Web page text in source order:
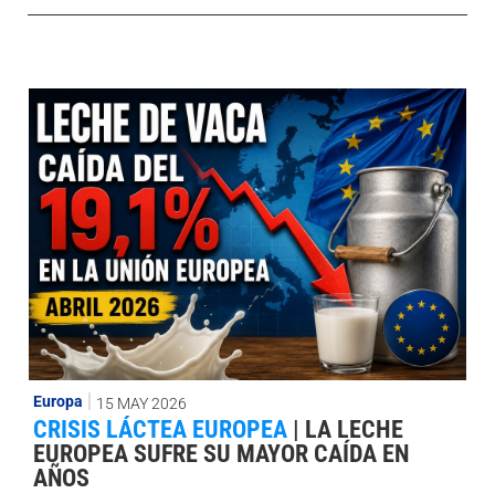
Europa 15 MAY 2026
CRISIS LÁCTEA EUROPEA | LA LECHE
EUROPEA SUFRE SU MAYOR CAÍDA EN
AÑOS